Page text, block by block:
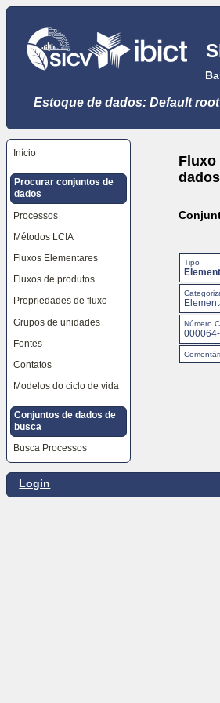
para
o
conteúdo
principal
atalho
S],
as
ferramentas
seletor
de
idioma,
caminho
de
e
de
navegação
Ir
para
o
menu
de
navegação,
pulando
as
do
o
seletor
de
idiomas
e
o
caminho
de
navegação
Estoque de dados: Default
Início
Procurar conjuntos de
dados
Processos
Métodos LCIA
Fluxos Elementares
Fluxos de produtos
Propriedades de fluxo
Grupos de unidades
Fontes
Contatos
Modelos do ciclo de vida
Conjuntos de dados de
busca
Busca Processos
Fluxo
dados
Tipo
Número
Login